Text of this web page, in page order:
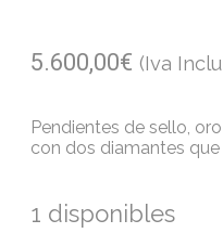
5.600,00€ (Iva
Pendientes de sello,
con dos diamantes
1 disponibles